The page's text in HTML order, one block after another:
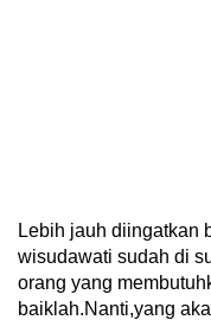
Lebih jauh diingatkan
wisudawati sudah di
orang yang
baiklah.Nanti,yang